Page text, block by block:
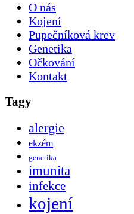
O nás
Kojení
Pupečníková krev
Genetika
Očkování
Kontakt
Tagy
alergie
ekzém
genetika
imunita
infekce
kojení